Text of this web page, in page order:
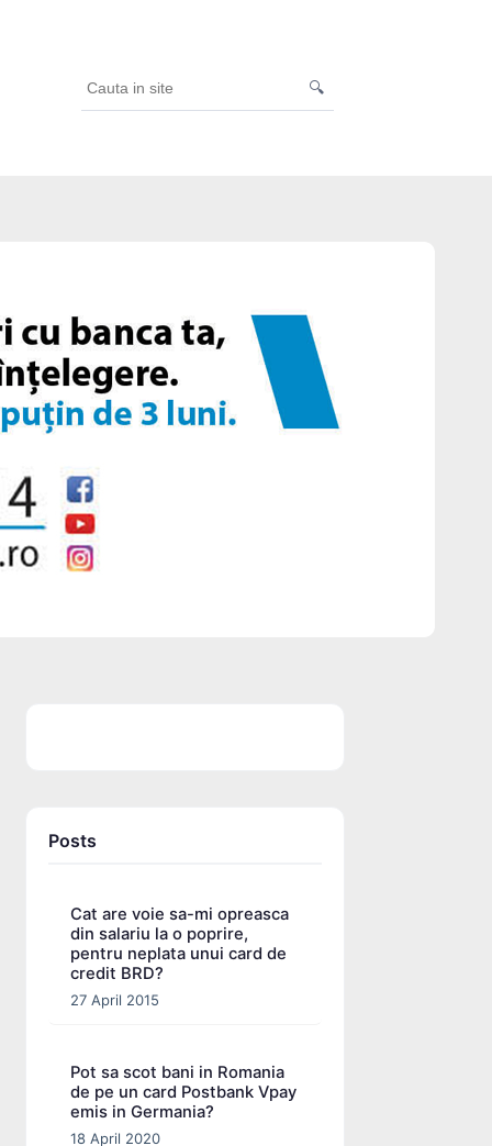
Cauta
in
🔍
Posts
Cat are voie sa-mi opreasca
din salariu la o poprire,
pentru neplata unui card de
credit BRD?
27 April 2015
Pot sa scot bani in Romania
de pe un card Postbank Vpay
emis in Germania?
18 April 2020